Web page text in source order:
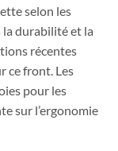
selon les
la durabilité et la
récentes
ce front. Les
pour les
sur l’ergonomie